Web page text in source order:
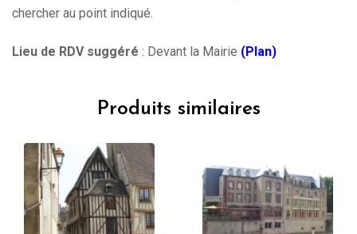
chercher au point indiqué.
Lieu de RDV suggéré : Devant la Mairie (Plan)
Produits similaires